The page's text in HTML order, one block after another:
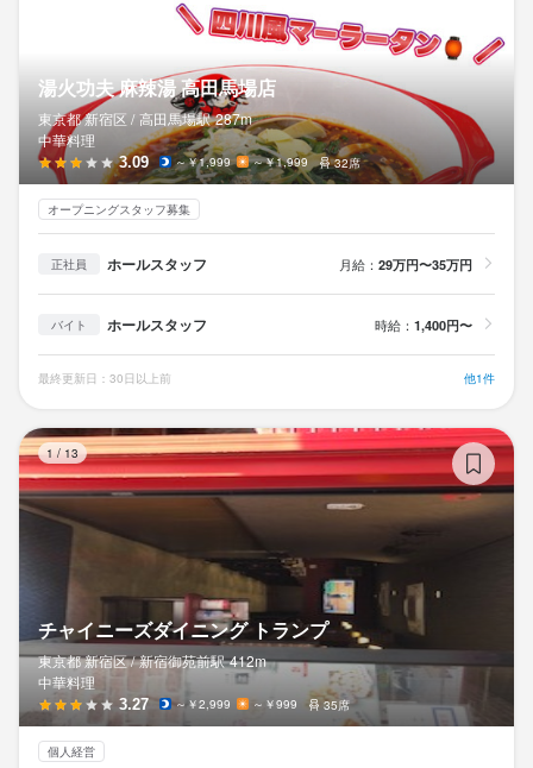
湯火功夫 麻辣湯 高田馬場店
東京都 新宿区 / 高田馬場駅 287m
中華料理
3.09 ～￥1,999 ～￥1,999 32席
オープニングスタッフ募集
正社員 ホールスタッフ 月給： 29万円〜35万円
バイト ホールスタッフ 時給： 1,400円〜
最終更新日：30日以上前 他1件
1 / 13
チャイニーズダイニング トランプ
東京都 新宿区 / 新宿御苑前駅 412m
中華料理
3.27 ～￥2,999 ～￥999 35席
個人経営